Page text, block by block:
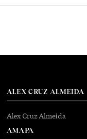
ALEX CRUZ ALMEIDA
Alex Cruz Almeida
AMAPA